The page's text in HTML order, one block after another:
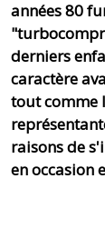
années 80
derniers
caractère
tout comme
raisons de
en occasion